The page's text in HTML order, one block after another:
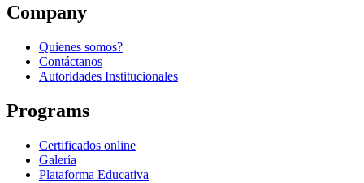
Company
Quienes somos?
Contáctanos
Autoridades Institucionales
Programs
Certificados online
Galería
Plataforma Educativa